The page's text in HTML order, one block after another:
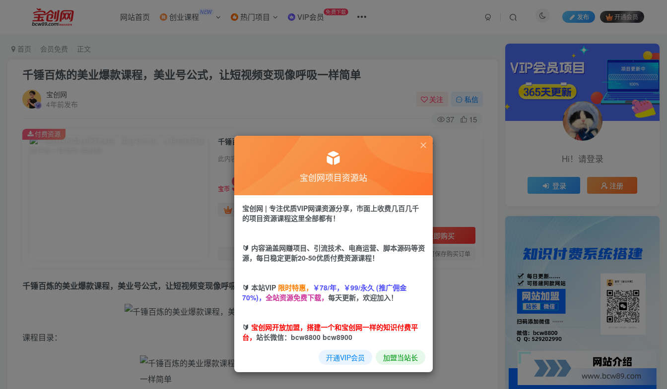
网站首页 创业课程 NEW 热门项目 VIP会员 免费下载
发布 开通会员
首页 会员免费 正文
千锤百炼的美业爆款课程，美业号公式，让短视频变现像呼吸一样简单
宝创网
4年前发布
关注 私信
37 15
千锤百炼的美业爆款课程，美业号公式，让短视频变现像呼吸一样简单
此内容为付费资源，请付费后查看
宝币 9.9
年卡会员免费 永久会员免费
立即购买
您当前未登录！建议登陆后购买，可保存购买订单
付费资源
千锤百炼的美业爆款课程，美业号公式，让短视频变现像呼吸一样简单
课程目录：
Hi！请登录
登录 注册
宝创网项目资源站
宝创网 | 专注优质VIP网课资源分享，市面上收费几百几千
的项目资源课程这里全部都有！
🔰 内容涵盖网赚项目、引流技术、电商运营、脚本源码等资
源，每日稳定更新20-50优质付费资源课程！
🔰 本站VIP 限时特惠， ￥78/年，￥99/永久 (推广佣金
70%)， 全站资源免费下载， 每天更新，欢迎加入！
🔰 宝创网开放加盟，搭建一个和宝创网一样的知识付费平
台， 站长微信：bcw8800 bcw8900
开通VIP会员 加盟当站长